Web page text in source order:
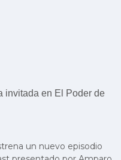
invitada en El Poder de
un nuevo episodio